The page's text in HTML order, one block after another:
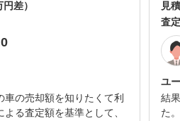
差）
の売却額を知りたくて利
る査定額を基準として、
見
査
ユ
結
た